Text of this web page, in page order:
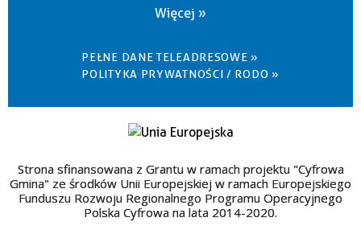
Więcej »
PEŁNE DANE TELEADRESOWE »
POLITYKA PRYWATNOŚCI / RODO »
Strona sfinansowana z Grantu w ramach projektu "Cyfrowa
Gmina" ze środków Unii Europejskiej w ramach Europejskiego
Funduszu Rozwoju Regionalnego Programu Operacyjnego
Polska Cyfrowa na lata 2014-2020.